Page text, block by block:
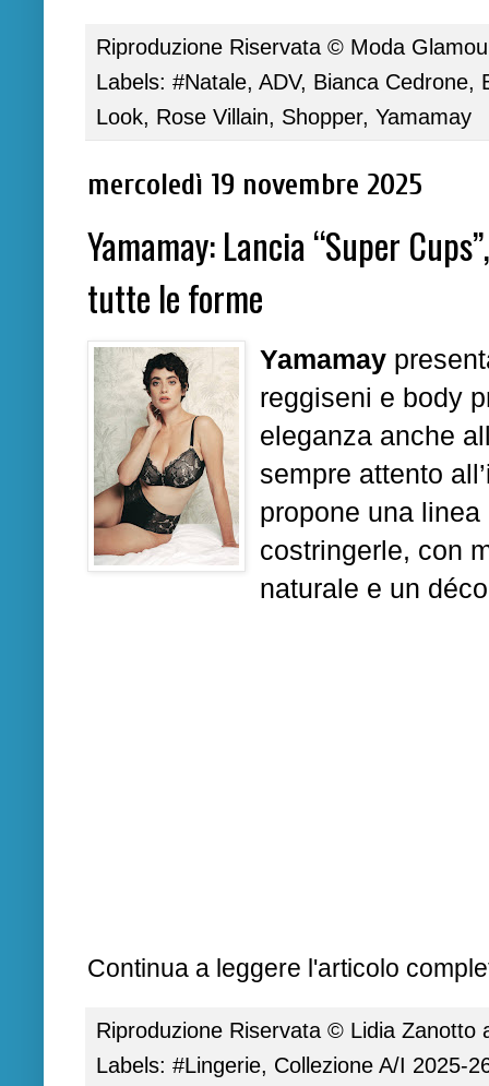
Riproduzione Riservata © Moda
Labels: #Natale, ADV, Bianca Cedrone,
Look, Rose Villain, Shopper, Yamamay
mercoledì 19 novembre 2025
Yamamay: Lancia “Super
tutte le forme
Yamamay
reggiseni e body
eleganza anche
sempre attento
propone una
costringerle, con
naturale e un
Continua a leggere l'articolo
Riproduzione Riservata © Lidia Zanotto
Labels: #Lingerie, Collezione A/I 2025-